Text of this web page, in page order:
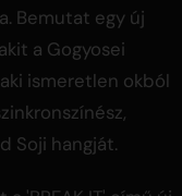
Bemutat egy új
a Gogyosei
ismeretlen okból
Soji hangját.